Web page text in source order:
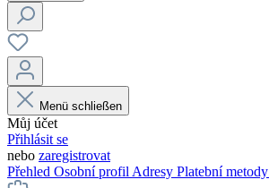
Menü schließen
Můj účet
Přihlásit se
nebo zaregistrovat
Přehled Osobní profil Adresy Platební metody